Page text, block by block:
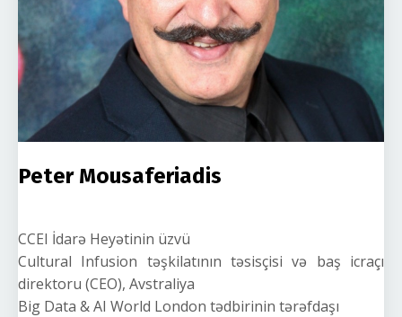
Peter Mousaferiadis
CCEI İdarə Heyətinin üzvü
Cultural Infusion təşkilatının təsisçisi və baş icraçı
direktoru (CEO), Avstraliya
Big Data & AI World London tədbirinin tərəfdaşı